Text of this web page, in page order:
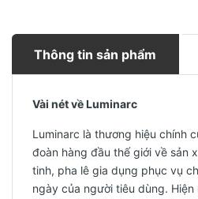
Thông tin sản phẩm
Vài nét về Luminarc
Luminarc là thương hiệu chính
đoàn hàng đầu thế giới về sản
tinh, pha lê gia dụng phục vụ
ngày của người tiêu dùng. Hiện